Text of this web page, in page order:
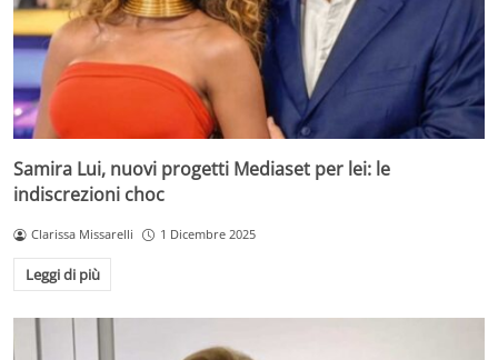
Samira Lui, nuovi progetti Mediaset per lei: le
indiscrezioni choc
Clarissa Missarelli 1 Dicembre 2025
Leggi di più